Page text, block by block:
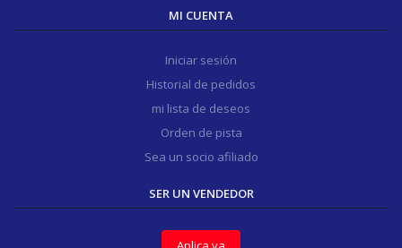
MI CUENTA
Iniciar sesión
Historial de pedidos
mi lista de deseos
Orden de pista
Sea un socio afiliado
SER UN VENDEDOR